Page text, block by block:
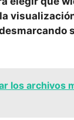
los archivos